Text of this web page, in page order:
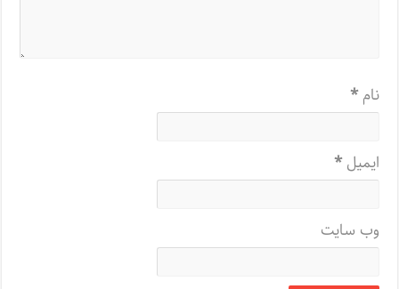
نام*
ایمیل*
وب‌ سایت